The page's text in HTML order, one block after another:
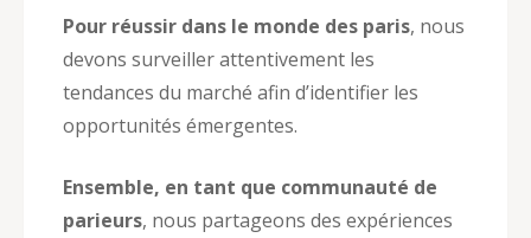
Pour réussir dans le monde des paris, nous
devons surveiller attentivement les
tendances du marché afin d’identifier les
opportunités émergentes.
Ensemble, en tant que communauté de
parieurs, nous partageons des expériences